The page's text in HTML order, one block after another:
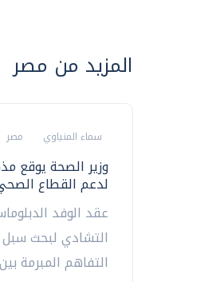
المزيد من مصر
سماء المنياوي مصر
وزير الصحة يوقع
لدعم القطاع
عقد الوفد
التشادي لبحث
التفاهم المبرمة